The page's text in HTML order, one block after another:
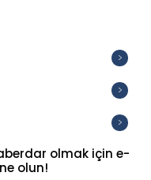
olmak için e-
olun!